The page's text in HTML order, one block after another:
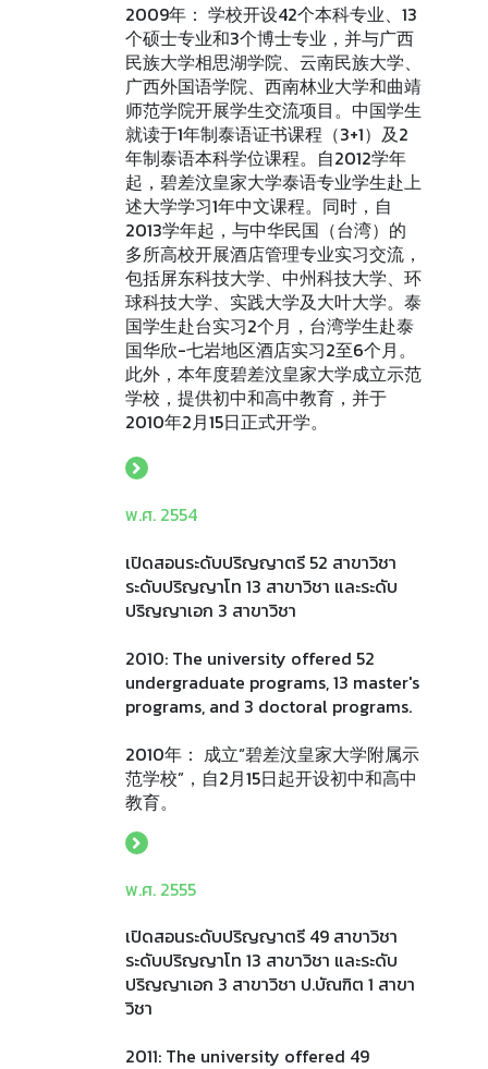
2009年： 学校开设42个本科专业、13
个硕士专业和3个博士专业，并与广西
民族大学相思湖学院、云南民族大学、
广西外国语学院、西南林业大学和曲靖
师范学院开展学生交流项目。中国学生
就读于1年制泰语证书课程（3+1）及2
年制泰语本科学位课程。自2012学年
起，碧差汶皇家大学泰语专业学生赴上
述大学学习1年中文课程。同时，自
2013学年起，与中华民国（台湾）的
多所高校开展酒店管理专业实习交流，
包括屏东科技大学、中州科技大学、环
球科技大学、实践大学及大叶大学。泰
国学生赴台实习2个月，台湾学生赴泰
国华欣-七岩地区酒店实习2至6个月。
此外，本年度碧差汶皇家大学成立示范
学校，提供初中和高中教育，并于
2010年2月15日正式开学。
พ.ศ. 2554
เปิดสอนระดับปริญญาตรี 52 สาขาวิชา
ระดับปริญญาโท 13 สาขาวิชา และระดับ
ปริญญาเอก 3 สาขาวิชา
2010: The university offered 52
undergraduate programs, 13 master's
programs, and 3 doctoral programs.
2010年： 成立“碧差汶皇家大学附属示
范学校”，自2月15日起开设初中和高中
教育。
พ.ศ. 2555
เปิดสอนระดับปริญญาตรี 49 สาขาวิชา
ระดับปริญญาโท 13 สาขาวิชา และระดับ
ปริญญาเอก 3 สาขาวิชา ป.บัณฑิต 1 สาขา
วิชา
2011: The university offered 49